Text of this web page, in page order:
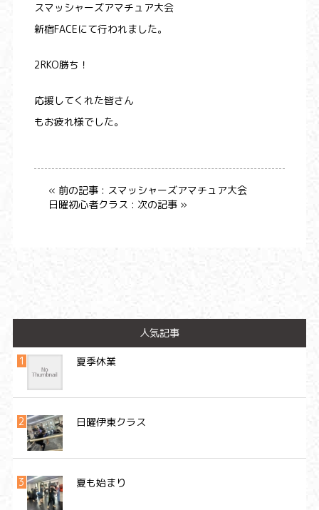
スマッシャーズアマチュア大会
新宿FACEにて行われました。
2RKO勝ち！
応援してくれた皆さん
もお疲れ様でした。
« 前の記事 : スマッシャーズアマチュア大会
日曜初心者クラス : 次の記事 »
人気記事
夏季休業
日曜伊東クラス
夏も始まり